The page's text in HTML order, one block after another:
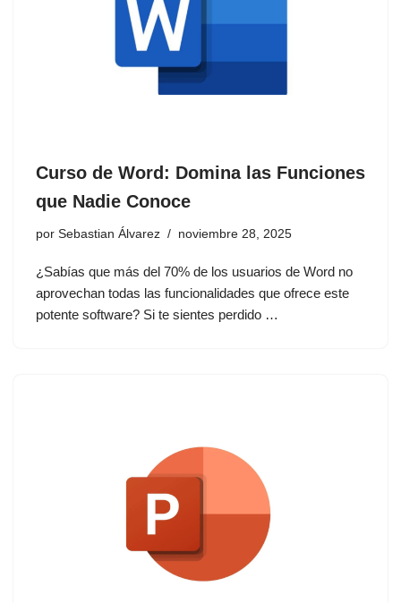
Curso de Word: Domina las Funciones
que Nadie Conoce
por Sebastian Álvarez noviembre 28, 2025
¿Sabías que más del 70% de los usuarios de Word no
aprovechan todas las funcionalidades que ofrece este
potente software? Si te sientes perdido …